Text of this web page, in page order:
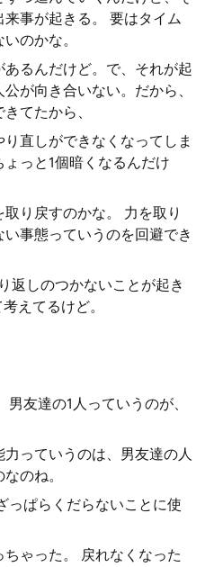
事が起きる。 要はタイム
のかな。
るんだけど。で、それが起
が向き合いない。だから、
てたから、
直しができなくなってしま
っと1個暗くなるんだけ
り戻すのかな。 力を取り
事態っていうのを回避でき
返しのつかないことが起き
えてるけど。
友達の1人っていうのが、
っていうのは、男友達の人
のね。
っぱらくだらないことに使
ゃった。 戻れなくなった